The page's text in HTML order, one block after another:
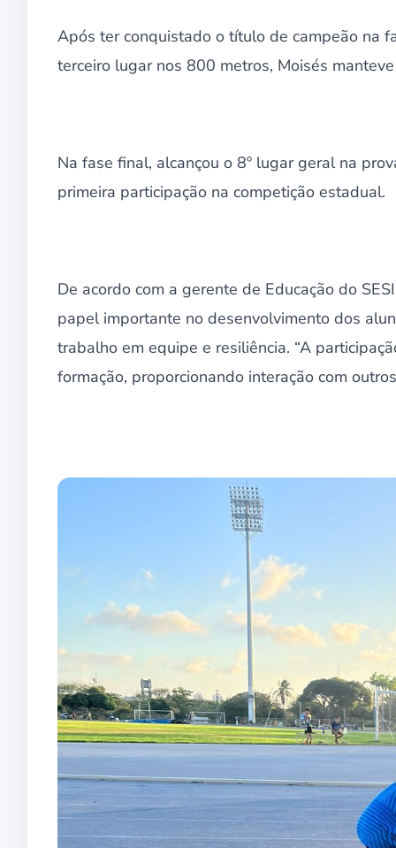
Após ter conquistado o título de campeão na
terceiro lugar nos 800 metros, Moisés
Na fase final, alcançou o 8º lugar geral na
primeira participação na competição estadual.
De acordo com a gerente de Educação do
papel importante no desenvolvimento dos
trabalho em equipe e resiliência. “A
formação, proporcionando interação com